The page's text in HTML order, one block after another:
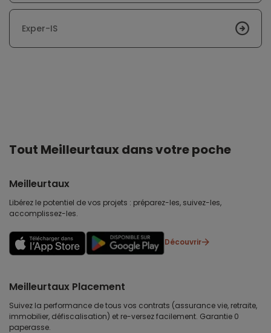
Exper-IS
Tout Meilleurtaux dans votre poche
Meilleurtaux
Libérez le potentiel de vos projets : préparez-les, suivez-les,
accomplissez-les.
Découvrir
Meilleurtaux Placement
Suivez la performance de tous vos contrats (assurance vie, retraite,
immobilier, défiscalisation) et re-versez facilement. Garantie 0
paperasse.